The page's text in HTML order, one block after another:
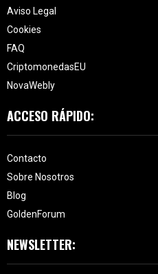
Aviso Legal
Cookies
FAQ
CriptomonedasEU
NovaWebly
ACCESO RÁPIDO:
Contacto
Sobre Nosotros
Blog
GoldenForum
NEWSLETTER: